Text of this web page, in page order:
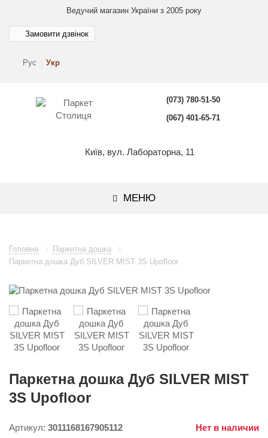
Ведучий магазин України з 2005 року
Рус Укр
Замовити дзвінок
(073) 780-51-50
(067) 401-65-71
Київ, вул. Лабораторна, 11
МЕНЮ
Головна
Паркетна дошка
Паркетна дошка Дуб SILVER MIST 3S Upofloor
Паркетна дошка Дуб SILVER MIST
3S Upofloor
Артикул: 3011168167905112
Нет в наличии